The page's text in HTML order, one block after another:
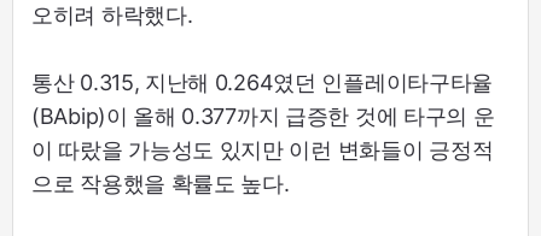
오히려 하락했다.
통산 0.315, 지난해 0.264였던 인플레이타구타율
(BAbip)이 올해 0.377까지 급증한 것에 타구의 운
이 따랐을 가능성도 있지만 이런 변화들이 긍정적
으로 작용했을 확률도 높다.